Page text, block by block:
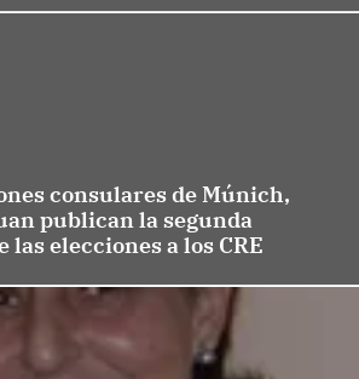
consulares de Múnich,
publican la segunda
las elecciones a los CRE